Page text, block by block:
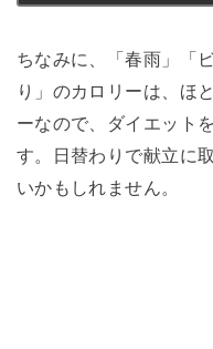
ちなみに、「春雨」「
り」のカロリーは、ほ
ーなので、ダイエット
す。日替わりで献立に
いかもしれません。